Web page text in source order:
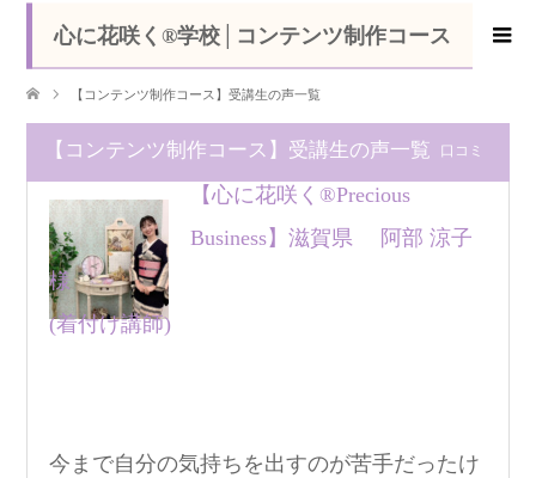
心に花咲く®学校│コンテンツ制作コース
【コンテンツ制作コース】受講生の声一覧
【コンテンツ制作コース】受講生の声一覧 口コミ
【心に花咲く®Precious
Business】滋賀県 阿部 涼子
様
(着付け講師)
今まで自分の気持ちを出すのが苦手だったけ